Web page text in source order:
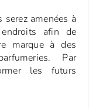
amenées à
afin de
marque à des
Par
les futurs